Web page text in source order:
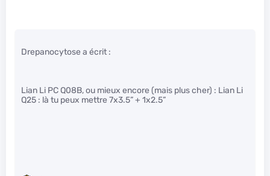
Drepanocytose a écrit :
Lian Li PC Q08B, ou mieux encore (mais plus cher) : Lian Li
Q25 : là tu peux mettre 7x3.5” + 1x2.5”